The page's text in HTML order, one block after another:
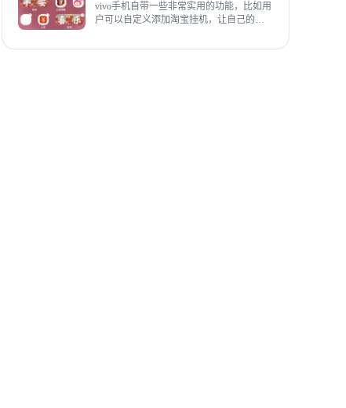
vivo手机自带一些非常实用的功能，比如用
户可以自定义添加淘宝挂机，让自己的购
相当方便，下面为大家带来添加淘宝小助